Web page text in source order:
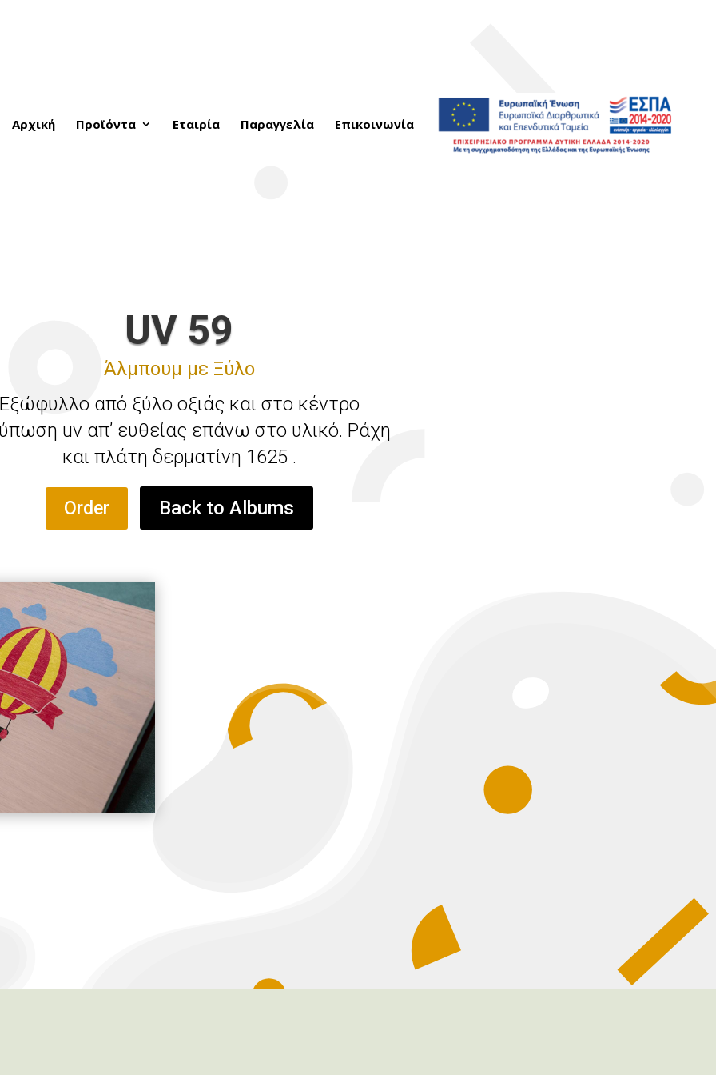
Αρχική Προϊόντα Εταιρία Παραγγελία Επικοινωνία
UV 59
Άλμπουμ με Ξύλο
από ξύλο οξιάς και στο κέντρο
uv απ’ ευθείας επάνω στο υλικό. Ράχη
και πλάτη δερματίνη 1625 .
Order Back to Albums